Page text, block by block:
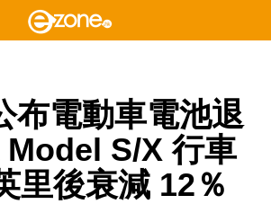
布電動車電池退
Model S/X 行車
里後衰減 12％